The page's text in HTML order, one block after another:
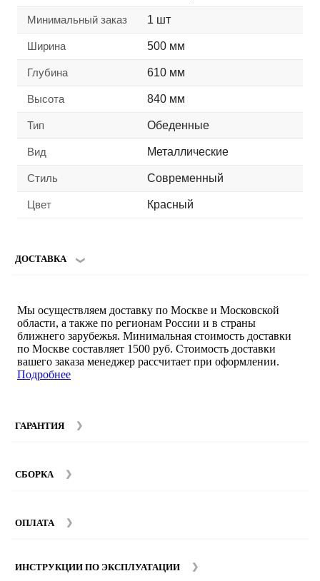
Минимальный заказ 1 шт
Ширина 500 мм
Глубина 610 мм
Высота 840 мм
Тип Обеденные
Вид Металлические
Стиль Современный
Цвет Красный
ДОСТАВКА
Мы осуществляем доставку по Москве и Московской
области, а также по регионам России и в страны
ближнего зарубежья. Минимальная стоимость доставки
по Москве составляет 1500 руб. Стоимость доставки
вашего заказа менеджер рассчитает при оформлении.
Подробнее
ГАРАНТИЯ
составляет 12 месяцев с момента покупки при
СБОРКА
Стоимость сборки зависит от количества и моделей
ОПЛАТА
ИНСТРУКЦИИ ПО ЭКСПЛУАТАЦИИ